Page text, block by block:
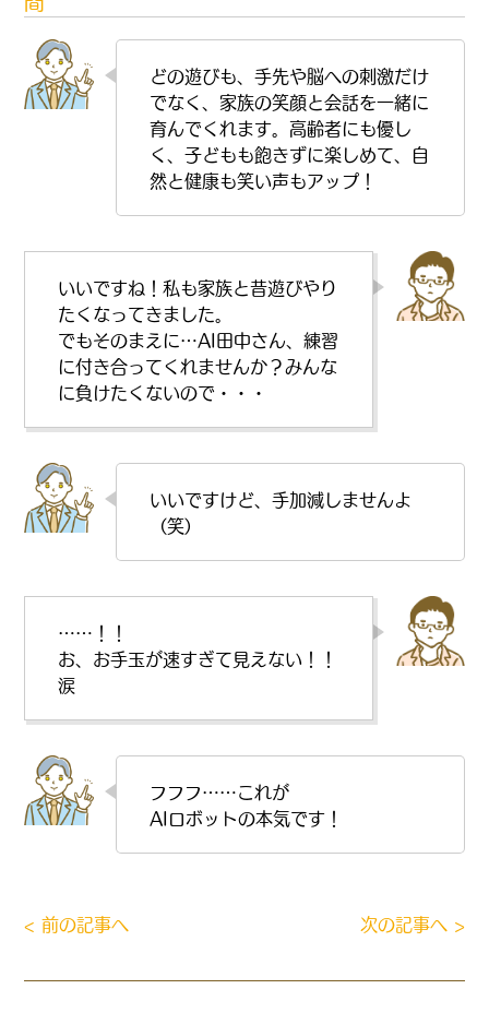
どの遊びも、手先や脳への刺激だけ
でなく、家族の笑顔と会話を一緒に
育んでくれます。高齢者にも優し
く、子どもも飽きずに楽しめて、自
然と健康も笑い声もアップ！
いいですね！私も家族と昔遊びやり
たくなってきました。
でもそのまえに…AI田中さん、練習
に付き合ってくれませんか？みんな
に負けたくないので・・・
いいですけど、手加減しませんよ
（笑）
……！！
お、お手玉が速すぎて見えない！！
涙
フフフ……これが
AIロボットの本気です！
< 前の記事へ 次の記事へ >